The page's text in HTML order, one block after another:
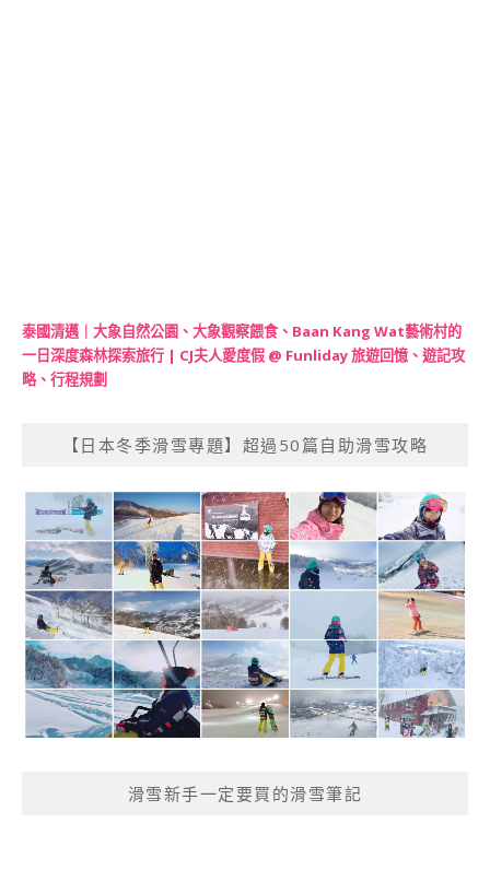
泰國清邁｜大象自然公園、大象觀察餵食、Baan Kang Wat藝術村的
一日深度森林探索旅行 | CJ夫人愛度假 @ Funliday 旅遊回憶、遊記攻
略、行程規劃
【日本冬季滑雪專題】超過50篇自助滑雪攻略
滑雪新手一定要買的滑雪筆記